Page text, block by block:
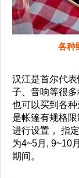
各种
汉江是首尔代
子、音响等很
也可以买到各
是帐篷有规格
进行设置， 指
为4~5月, 9~10
期间。